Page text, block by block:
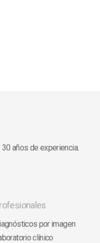
años de experiencia.
por imagen
clínico